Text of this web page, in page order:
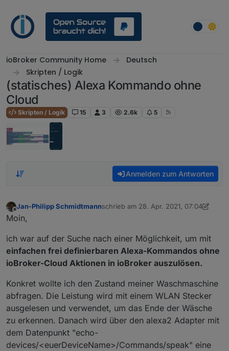
ioBroker Community Home
Deutsch
Skripten / Logik
(statisches) Alexa Kommando ohne
Cloud
Skripten / Logik 15 3 2.6k 5
Anmelden zum Antworten
Offline
Jan-Philipp Schmidtmannschrieb am 28. Apr. 2021, 07:04
zuletzt editiert von Jan-Philipp
Moin,
ich war auf der Suche nach einer Möglichkeit, um mit
einfachen frei definierbaren Alexa-Kommandos ohne
ioBroker-Cloud Aktionen in ioBroker auszulösen.
Konkret wollte ich den Zustand meiner Waschmaschine
abfragen. Die Leistung wird mit einem WLAN Stecker
ausgelesen und verwendet, um das Ende der Wäsche
zu erkennen. Danach wird über den alexa2 Adapter mit
dem Datenpunkt "echo-
devices/<euerDeviceName>/Commands/speak" eine